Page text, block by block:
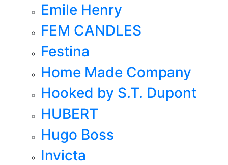
Emile Henry
FEM CANDLES
Festina
Home Made Company
Hooked by S.T. Dupont
HUBERT
Hugo Boss
Invicta